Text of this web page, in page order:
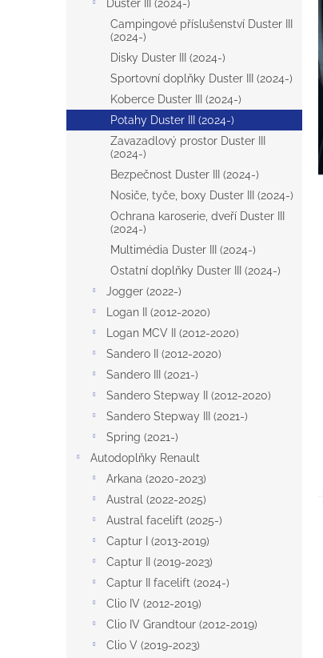
Duster III (2024-)
Campingové příslušenství Duster III
(2024-)
Disky Duster III (2024-)
Sportovní doplňky Duster III (2024-)
Koberce Duster III (2024-)
Potahy Duster III (2024-)
Zavazadlový prostor Duster III
(2024-)
Bezpečnost Duster III (2024-)
Nosiče, tyče, boxy Duster III (2024-)
Ochrana karoserie, dveří Duster III
(2024-)
Multimédia Duster III (2024-)
Ostatní doplňky Duster III (2024-)
Jogger (2022-)
Logan II (2012-2020)
Logan MCV II (2012-2020)
Sandero II (2012-2020)
Sandero III (2021-)
Sandero Stepway II (2012-2020)
Sandero Stepway III (2021-)
Spring (2021-)
Autodoplňky Renault
Arkana (2020-2023)
Austral (2022-2025)
Austral facelift (2025-)
Captur I (2013-2019)
Captur II (2019-2023)
Captur II facelift (2024-)
Clio IV (2012-2019)
Clio IV Grandtour (2012-2019)
Clio V (2019-2023)